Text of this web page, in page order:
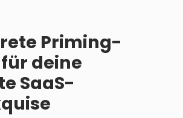
Priming-
deine
SaaS-